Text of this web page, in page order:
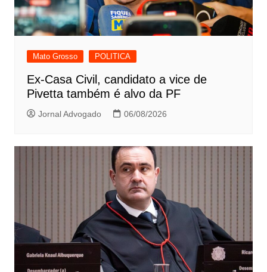
Mato Grosso POLITICA
Ex-Casa Civil, candidato a vice de
Pivetta também é alvo da PF
Jornal Advogado 06/08/2026